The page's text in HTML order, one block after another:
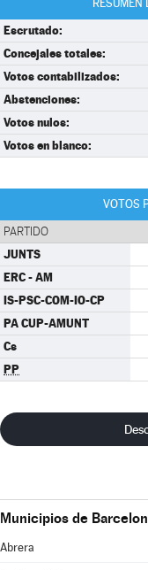
RESUMEN
Escrutado:
Concejales totales:
Votos contabilizados:
Abstenciones:
Votos nulos:
Votos en blanco:
VOTOS
PARTIDO
JUNTS
ERC - AM
IS-PSC-COM-IO-CP
PA CUP-AMUNT
Cs
PP
Municipios de
Abrera